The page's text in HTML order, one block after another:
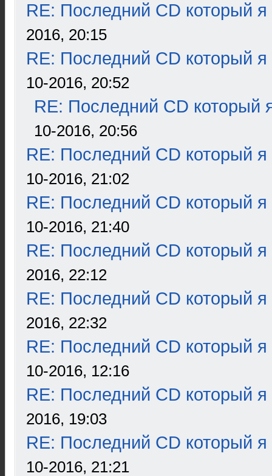
RE: Последний CD который я
2016, 20:15
RE: Последний CD который я
10-2016, 20:52
RE: Последний CD который
10-2016, 20:56
RE: Последний CD который я
10-2016, 21:02
RE: Последний CD который я
10-2016, 21:40
RE: Последний CD который я
2016, 22:12
RE: Последний CD который я
2016, 22:32
RE: Последний CD который я
10-2016, 12:16
RE: Последний CD который я
2016, 19:03
RE: Последний CD который я
10-2016, 21:21